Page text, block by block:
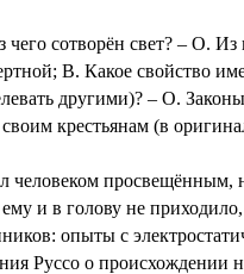
сотворён свет? – О. Из
В. Какое свойство
другими)? – О.
крестьянам (в
просвещённым,
и в голову не приходило,
опыты с
Руссо о происхождении